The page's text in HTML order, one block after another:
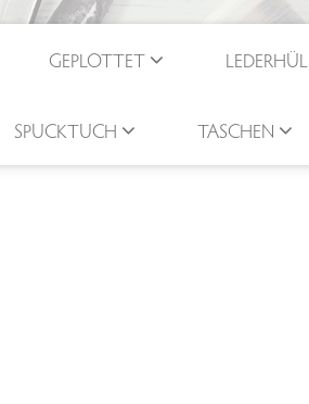
GEPLOTTET
SPUCKTUCH TASCHEN